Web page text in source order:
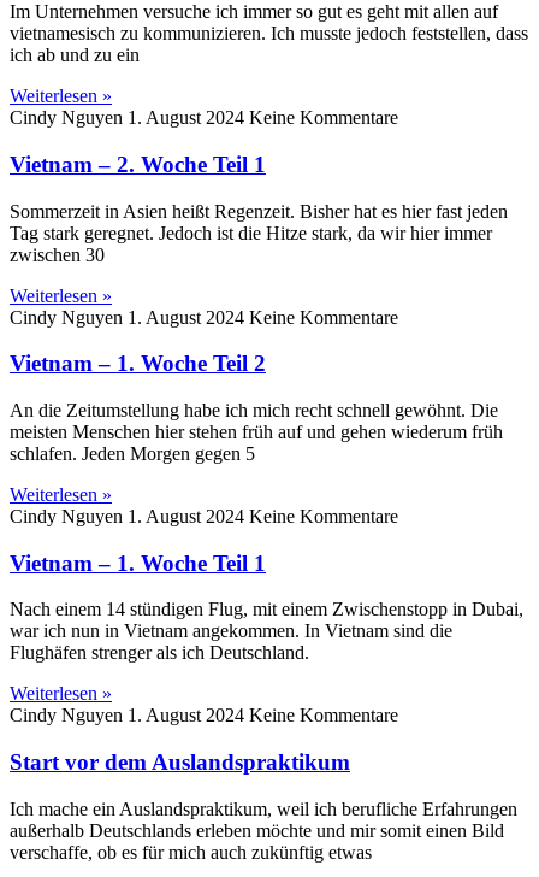
Im Unternehmen versuche ich immer so gut es geht mit allen auf
vietnamesisch zu kommunizieren. Ich musste jedoch feststellen, dass
ich ab und zu ein
Weiterlesen »
Cindy Nguyen 1. August 2024 Keine Kommentare
Vietnam – 2. Woche Teil 1
Sommerzeit in Asien heißt Regenzeit. Bisher hat es hier fast jeden
Tag stark geregnet. Jedoch ist die Hitze stark, da wir hier immer
zwischen 30
Weiterlesen »
Cindy Nguyen 1. August 2024 Keine Kommentare
Vietnam – 1. Woche Teil 2
An die Zeitumstellung habe ich mich recht schnell gewöhnt. Die
meisten Menschen hier stehen früh auf und gehen wiederum früh
schlafen. Jeden Morgen gegen 5
Weiterlesen »
Cindy Nguyen 1. August 2024 Keine Kommentare
Vietnam – 1. Woche Teil 1
Nach einem 14 stündigen Flug, mit einem Zwischenstopp in Dubai,
war ich nun in Vietnam angekommen. In Vietnam sind die
Flughäfen strenger als ich Deutschland.
Weiterlesen »
Cindy Nguyen 1. August 2024 Keine Kommentare
Start vor dem Auslandspraktikum
Ich mache ein Auslandspraktikum, weil ich berufliche Erfahrungen
außerhalb Deutschlands erleben möchte und mir somit einen Bild
verschaffe, ob es für mich auch zukünftig etwas